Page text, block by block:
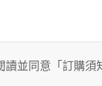
結，這些置放連
讀並同意「訂購須